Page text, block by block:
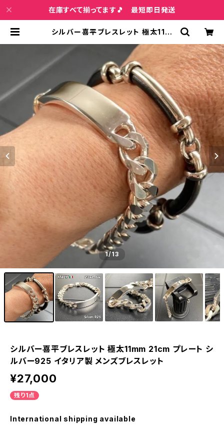
在庫すべて揃ってます🎵 最短即日発送
シルバー喜平ブレスレット 極太11m
タリア製 メンズブレスレット | インポ
ートファッション＆ジュエリー Wish
Bone VIP
1/13
シルバー喜平ブレスレット 極太11mm 21cm プレート シ
ルバー925 イタリア製 メンズブレスレット
¥27,000
残り1点
International shipping available